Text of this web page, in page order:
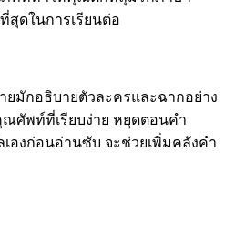
สุดในการเรียนต่อ
ยมักอธิบายตัวละครและฉากอย่าง
ณศัพท์ที่เรียบง่าย หยุดตอนคำ
องก่อนอ่านซับ จะช่วยเพิ่มคลังคำ